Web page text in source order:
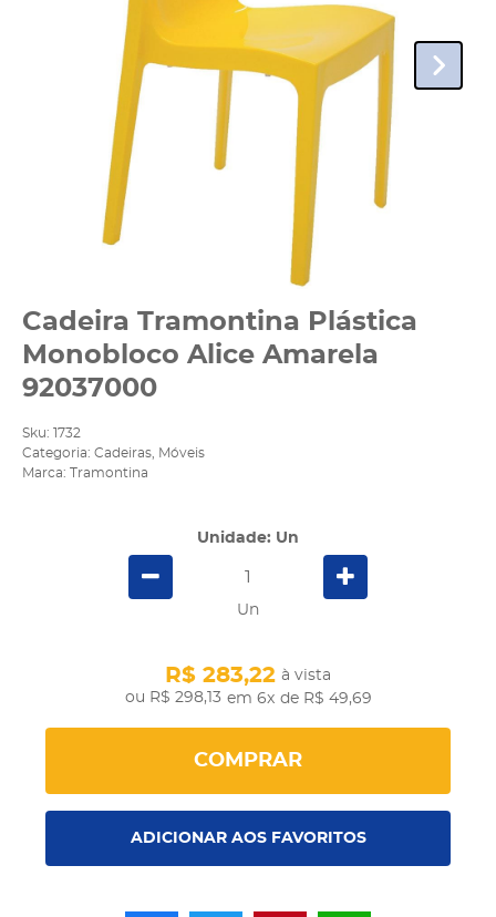
Cadeira Tramontina Plástica
Monobloco Alice Amarela
92037000
Sku:
1732
Categoria: Cadeiras
Móveis
Marca:
Tramontina
Unidade: Un
Un
R$ 298,13
R$ 283,22 à vista
em 6x de R$ 49,69
COMPRAR
ADICIONAR AOS FAVORITOS